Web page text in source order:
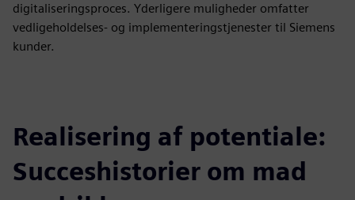
digitaliseringsproces. Yderligere muligheder omfatter
vedligeholdelses- og implementeringstjenester til Siemens
kunder.
Realisering af potentiale:
Succeshistorier om mad